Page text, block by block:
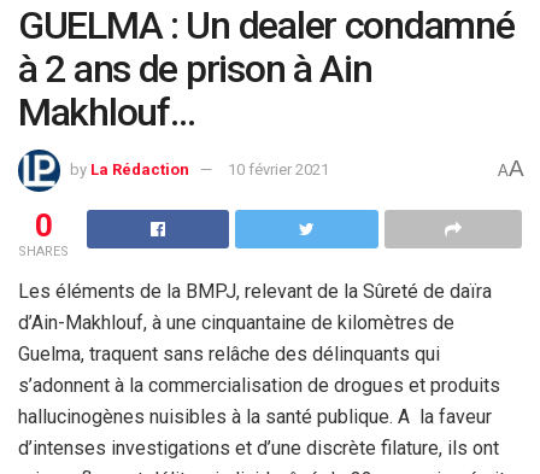
GUELMA : Un dealer condamné
à 2 ans de prison à Ain
Makhlouf…
by La Rédaction 10 février 2021 AA
0
SHARES
Les éléments de la BMPJ, relevant de la Sûreté de daïra
d’Ain-Makhlouf, à une cinquantaine de kilomètres de
Guelma, traquent sans relâche des délinquants qui
s’adonnent à la commercialisation de drogues et produits
hallucinogènes nuisibles à la santé publique. A la faveur
d’intenses investigations et d’une discrète filature, ils ont